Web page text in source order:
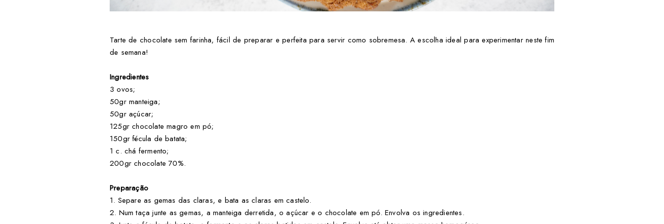
Tarte de chocolate sem farinha, fácil de preparar e perfeita para servir como sobremesa. A escolha ideal para experimentar neste fim
de semana!
Ingredientes
3 ovos;
50gr manteiga;
50gr açúcar;
125gr chocolate magro em pó;
150gr fécula de batata;
1 c. chá fermento;
200gr chocolate 70%.
Preparação
1. Separe as gemas das claras, e bata as claras em castelo.
2. Num taça junte as gemas, a manteiga derretida, o açúcar e o chocolate em pó. Envolva os ingredientes.